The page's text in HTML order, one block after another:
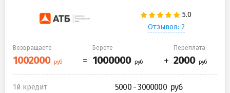
Отзывов: 2
Возвращаете Берете Переплата
1й кредит 5000 - 3000000